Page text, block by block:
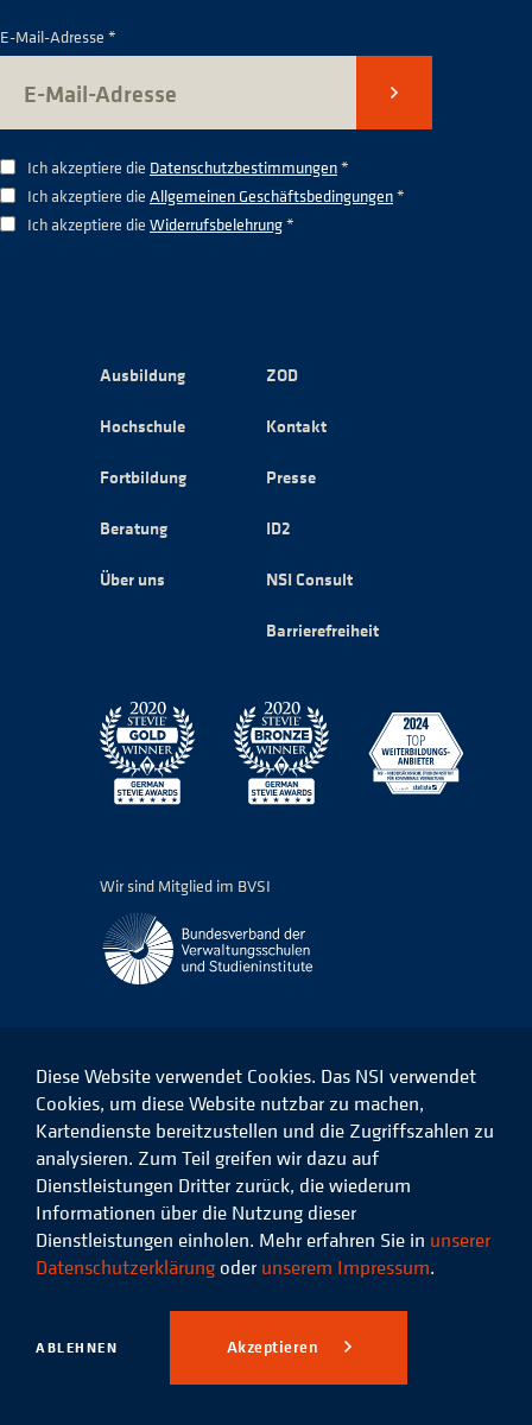
E-Mail-Adresse *
Senden
Ich akzeptiere die Datenschutzbestimmungen*
Ich akzeptiere die Allgemeinen Geschäftsbedingungen*
Ich akzeptiere die Widerrufsbelehrung*
Ausbildung
Hochschule
Fortbildung
Beratung
Über uns
ZOD
Kontakt
Presse
ID2
NSI Consult
Barrierefreiheit
Wir sind Mitglied im BVSI
Das
NSI
Facebook
Das
NSI
auf
LinkedIn
Das
NSI
auf
Instagram
Das
Xing
© 2026 Niedersächsisches
Studieninstitut für kommunale
Verwaltung e.V.
Datenschutz Impressum
Diese Website verwendet Cookies. Das NSI verwendet
Cookies, um diese Website nutzbar zu machen,
Kartendienste bereitzustellen und die Zugriffszahlen zu
analysieren. Zum Teil greifen wir dazu auf
Dienstleistungen Dritter zurück, die wiederum
Informationen über die Nutzung dieser
Dienstleistungen einholen. Mehr erfahren Sie in unserer
Datenschutzerklärung oder unserem Impressum.
ABLEHNEN Akzeptieren